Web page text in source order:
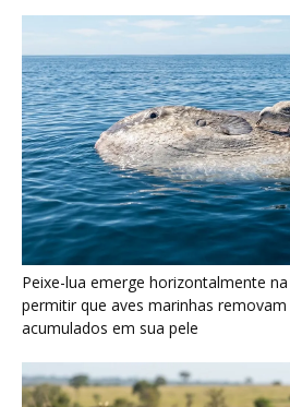
Seriema utiliza pernas longas e
rochas para subjugar presas